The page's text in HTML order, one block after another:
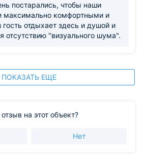
постарались, чтобы наши
максимально комфортными и
отдыхает здесь и душой и
отсутствию "визуального шума".
ПОКАЗАТЬ ЕЩЕ
на этот объект?
Нет